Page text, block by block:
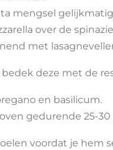
mengsel
over de
met
deze met de
en basilicum.
gedurende 25-
voordat je hem